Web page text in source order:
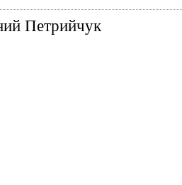
Петрийчук